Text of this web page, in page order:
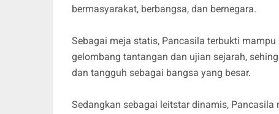
bermasyarakat, berbangsa, dan bernegara.
Sebagai meja statis, Pancasila terbukti
gelombang tantangan dan ujian sejarah,
dan tangguh sebagai bangsa yang besar.
Sedangkan sebagai leitstar dinamis,